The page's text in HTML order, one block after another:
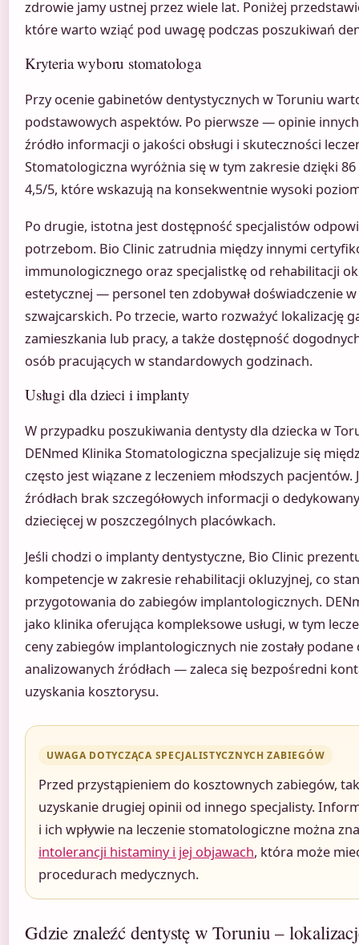
zdrowie jamy ustnej przez wiele lat. Poniżej
które warto wziąć pod uwagę podczas poszukiwań
Kryteria wyboru stomatologa
Przy ocenie gabinetów dentystycznych w Toruniu
podstawowych aspektów. Po pierwsze — opinie
źródło informacji o jakości obsługi i skuteczności
Stomatologiczna wyróżnia się w tym zakresie dzięki
4,5/5, które wskazują na konsekwentnie wysoki
Po drugie, istotna jest dostępność specjalistów
potrzebom. Bio Clinic zatrudnia między innymi
immunologicznego oraz specjalistkę od rehabilitacji
estetycznej — personel ten zdobywał doświadczenie
szwajcarskich. Po trzecie, warto rozważyć lokalizację
zamieszkania lub pracy, a także dostępność
osób pracujących w standardowych godzinach.
Usługi dla dzieci i implanty
W przypadku poszukiwania dentysty dla dziecka w
DENmed Klinika Stomatologiczna specjalizuje się
często jest wiązane z leczeniem młodszych
źródłach brak szczegółowych informacji o
dziecięcej w poszczególnych placówkach.
Jeśli chodzi o implanty dentystyczne, Bio Clinic
kompetencje w zakresie rehabilitacji okluzyjnej, co
przygotowania do zabiegów implantologicznych.
jako klinika oferująca kompleksowe usługi, w tym
ceny zabiegów implantologicznych nie zostały
analizowanych źródłach — zaleca się bezpośredni
uzyskania kosztorysu.
UWAGA DOTYCZĄCA SPECJALISTYCZNYCH ZABIEGÓW
Przed przystąpieniem do kosztownych zabiegów,
uzyskanie drugiej opinii od innego specjalisty.
i ich wpływie na leczenie stomatologiczne można
intolerancji histaminy i jej objawach, która może
procedurach medycznych.
Gdzie znaleźć dentystę w Toruniu –